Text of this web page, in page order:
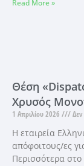
Read More »
Θέση
Χρυσός
1 Απριλίου 2026
Η εταιρεία
απόφοιτους/ες
Περισσότερα